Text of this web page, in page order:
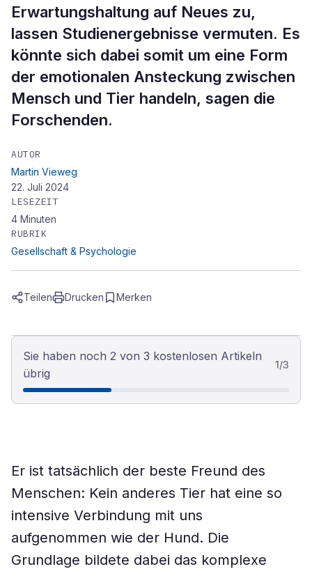
Erwartungshaltung auf Neues zu,
lassen Studienergebnisse vermuten. Es
könnte sich dabei somit um eine Form
der emotionalen Ansteckung zwischen
Mensch und Tier handeln, sagen die
Forschenden.
AUTOR
Martin Vieweg
22. Juli 2024
LESEZEIT
4 Minuten
RUBRIK
Gesellschaft & Psychologie
Teilen Drucken Merken
Sie haben noch 2 von 3 kostenlosen Artikeln
übrig
1/3
Er ist tatsächlich der beste Freund des
Menschen: Kein anderes Tier hat eine so
intensive Verbindung mit uns
aufgenommen wie der Hund. Die
Grundlage bildete dabei das komplexe